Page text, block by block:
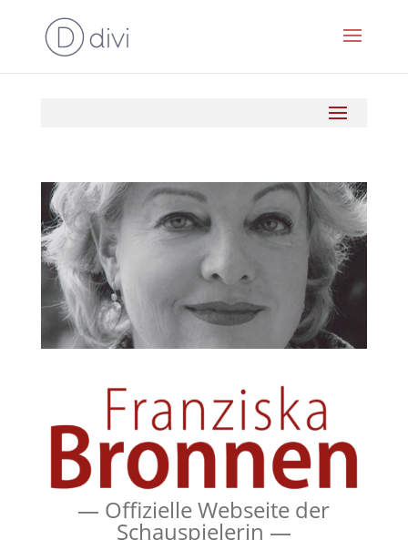
— Offizielle Webseite der
Schauspielerin —